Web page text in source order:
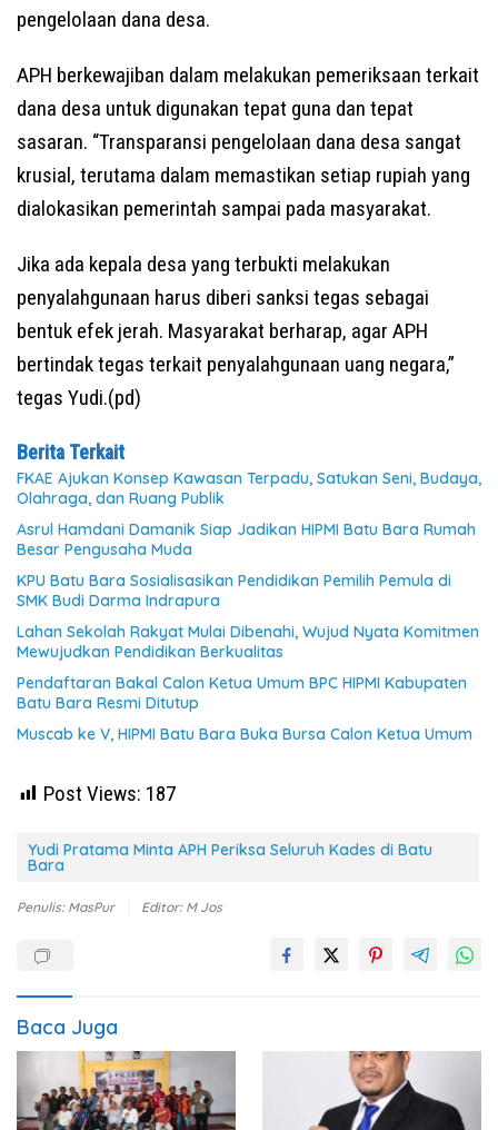
pengelolaan dana desa.
APH berkewajiban dalam melakukan pemeriksaan terkait
dana desa untuk digunakan tepat guna dan tepat
sasaran. “Transparansi pengelolaan dana desa sangat
krusial, terutama dalam memastikan setiap rupiah yang
dialokasikan pemerintah sampai pada masyarakat.
Jika ada kepala desa yang terbukti melakukan
penyalahgunaan harus diberi sanksi tegas sebagai
bentuk efek jerah. Masyarakat berharap, agar APH
bertindak tegas terkait penyalahgunaan uang negara,”
tegas Yudi.(pd)
Berita Terkait
FKAE Ajukan Konsep Kawasan Terpadu, Satukan Seni, Budaya,
Olahraga, dan Ruang Publik
Asrul Hamdani Damanik Siap Jadikan HIPMI Batu Bara Rumah
Besar Pengusaha Muda
KPU Batu Bara Sosialisasikan Pendidikan Pemilih Pemula di
SMK Budi Darma Indrapura
Lahan Sekolah Rakyat Mulai Dibenahi, Wujud Nyata Komitmen
Mewujudkan Pendidikan Berkualitas
Pendaftaran Bakal Calon Ketua Umum BPC HIPMI Kabupaten
Batu Bara Resmi Ditutup
Muscab ke V, HIPMI Batu Bara Buka Bursa Calon Ketua Umum
Post Views: 187
Yudi Pratama Minta APH Periksa Seluruh Kades di Batu
Bara
Penulis: MasPur Editor: M Jos
Baca Juga